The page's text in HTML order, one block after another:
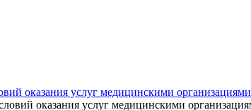
оказания услуг медицинскими организациями